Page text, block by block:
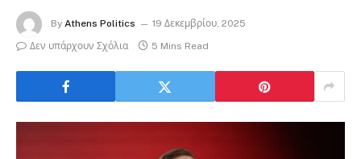
By Athens Politics
19 Δεκεμβρίου, 2025
Δεν υπάρχουν Σχόλια
5 Mins Read